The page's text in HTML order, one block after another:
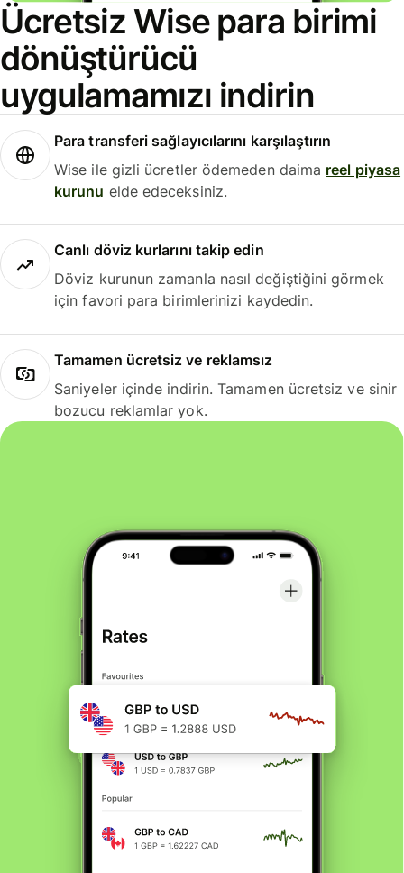
Ücretsiz Wise para birimi
dönüştürücü
uygulamamızı indirin
Para transferi sağlayıcılarını karşılaştırın
Wise ile gizli ücretler ödemeden daima reel piyasa
kurunu elde edeceksiniz.
Canlı döviz kurlarını takip edin
Döviz kurunun zamanla nasıl değiştiğini görmek
için favori para birimlerinizi kaydedin.
Tamamen ücretsiz ve reklamsız
Saniyeler içinde indirin. Tamamen ücretsiz ve sinir
bozucu reklamlar yok.